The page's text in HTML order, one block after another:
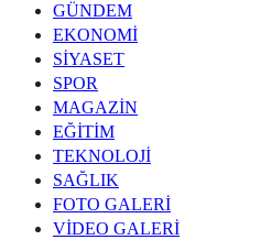
GÜNDEM
EKONOMİ
SİYASET
SPOR
MAGAZİN
EĞİTİM
TEKNOLOJİ
SAĞLIK
FOTO GALERİ
VİDEO GALERİ